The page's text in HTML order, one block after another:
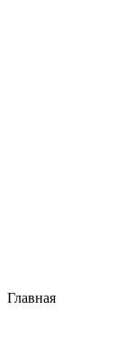
Главная